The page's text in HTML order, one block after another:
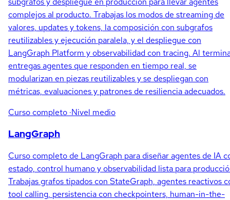
complejos al producto. Trabajas los modos de streaming de
valores, updates y tokens, la composición con subgrafos
reutilizables y ejecución paralela, y el despliegue con
LangGraph Platform y observabilidad con tracing. Al
entregas agentes que responden en tiempo real, se
modularizan en piezas reutilizables y se despliegan con
métricas, evaluaciones y patrones de resiliencia adecuados.
Curso completo ·Nivel medio
LangGraph
Curso completo de LangGraph para diseñar agentes de IA
estado, control humano y observabilidad lista para
Trabajas grafos tipados con StateGraph, agentes reactivos
tool calling, persistencia con checkpointers, human-in-the-